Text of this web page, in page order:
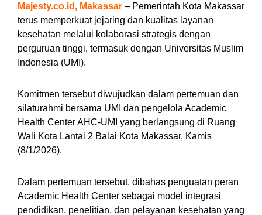
Majesty.co.id, Makassar – Pemerintah Kota Makassar
terus memperkuat jejaring dan kualitas layanan
kesehatan melalui kolaborasi strategis dengan
perguruan tinggi, termasuk dengan Universitas Muslim
Indonesia (UMI).
Komitmen tersebut diwujudkan dalam pertemuan dan
silaturahmi bersama UMI dan pengelola Academic
Health Center AHC-UMI yang berlangsung di Ruang
Wali Kota Lantai 2 Balai Kota Makassar, Kamis
(8/1/2026).
Dalam pertemuan tersebut, dibahas penguatan peran
Academic Health Center sebagai model integrasi
pendidikan, penelitian, dan pelayanan kesehatan yang